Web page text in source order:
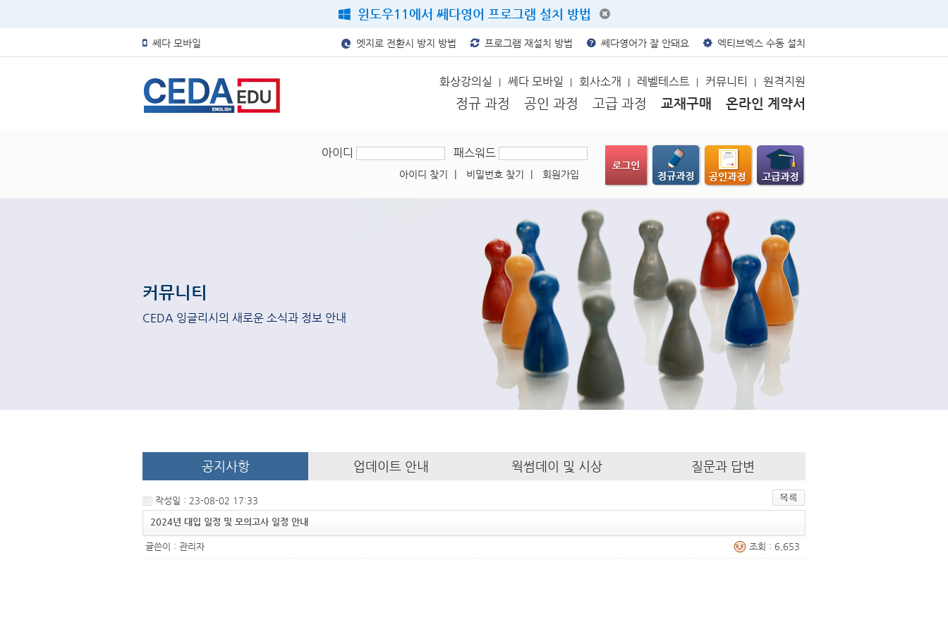
윈도우11에서 쎄다영어 프로그램 설치 방법
쎄다 모바일 엣지로 전환시 방지 방법 프로그램 재설치 방법 쎄다영어가 잘 안돼요 엑티브엑스 수동 설치
화상강의실 쎄다 모바일 회사소개 레벨테스트 커뮤니티 원격지원
정규 과정 공인 과정 고급 과정 교재구매 온라인 계약서
아이디 패스워드
아이디 찾기 비밀번호 찾기 회원가입
커뮤니티
CEDA 잉글리시의 새로운 소식과 정보 안내
공지사항 업데이트 안내 웍썸데이 및 시상 질문과 답변
작성일 : 23-08-02 17:33
2024년 대입 일정 및 모의고사 일정 안내
글쓴이 : 관리자 조회 : 6,653